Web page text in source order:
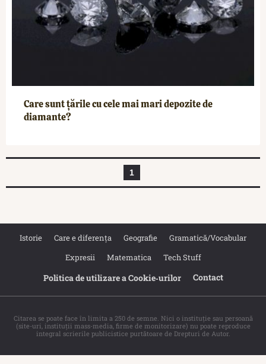
Care sunt țările cu cele mai mari depozite de
diamante?
1
Istorie Care e diferența Geografie
Gramatică/Vocabular
Expresii
Matematica Tech Stuff
Politica de utilizare a Cookie‐urilor Contact
Citarea se poate face în limita a 250 de semne. Nici o instituţie sau persoană
(site-uri, instituţii mass-media, firme de monitorizare) nu poate reproduce
integral scrierile publicistice purtătoare de Drepturi de Autor.